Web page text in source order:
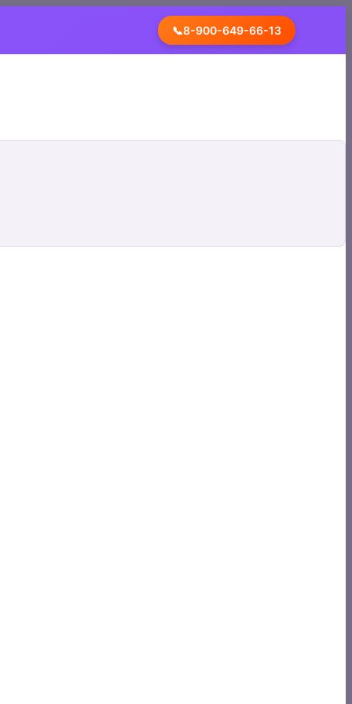
📞8-900-649-66-13